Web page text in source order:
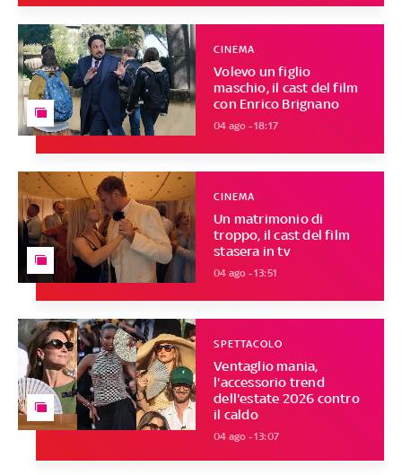
Volevo un figlio
maschio, il cast del film
con Enrico Brignano
CINEMA
04 ago - 18:17
Un matrimonio di
troppo, il cast del film
stasera in tv
CINEMA
04 ago - 13:51
Ventaglio mania,
l'accessorio trend
dell'estate 2026 contro
il caldo
SPETTACOLO
04 ago - 13:07